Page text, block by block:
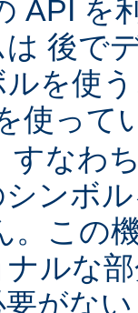
API を
後で
を使
使って
すなわ
ンボ
。この
ルな
がな